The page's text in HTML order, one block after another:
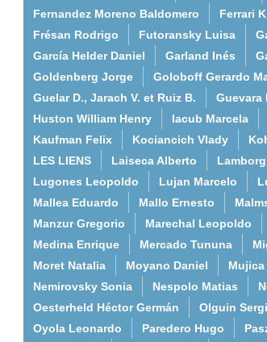
Fernandez Moreno Baldomero
Ferrari
Frésan Rodrigo
Futoransky Luisa
García Helder Daniel
Garland Inés
Goldenberg Jorge
Goloboff Gerardo
Guelar D., Jarach V. et Ruiz B.
Guevara
Huston William Henry
Iacub Marcela
Kaufman Felix
Kociancich Vlady
LES LIENS
Laiseca Alberto
Lugones Leopoldo
Lujan Marcelo
Mallea Eduardo
Mallo Ernesto
Manzur Gregorio
Marechal Leopoldo
Medina Enrique
Mercado Tununa
Moret Natalia
Moyano Daniel Mujica
Nemirovsky Sonia
Nespolo Matias
Oesterheld Héctor Germán
Olguin
Oyola Leonardo
Paredero Hugo